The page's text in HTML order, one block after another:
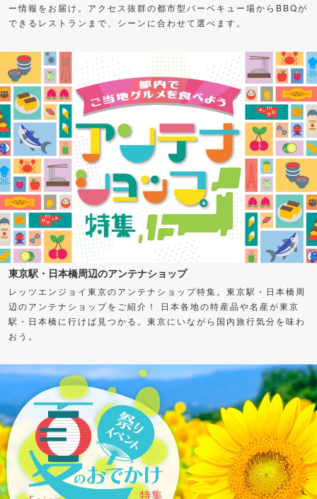
ー情報をお届け。アクセス抜群の都市型バーベキュー場からBBQが
できるレストランまで、シーンに合わせて選べます。
東京駅・日本橋周辺のアンテナショップ
レッツエンジョイ東京のアンテナショップ特集。東京駅・日本橋周
辺のアンテナショップをご紹介！ 日本各地の特産品や名産が東京
駅・日本橋に行けば見つかる。東京にいながら国内旅行気分を味わ
おう。